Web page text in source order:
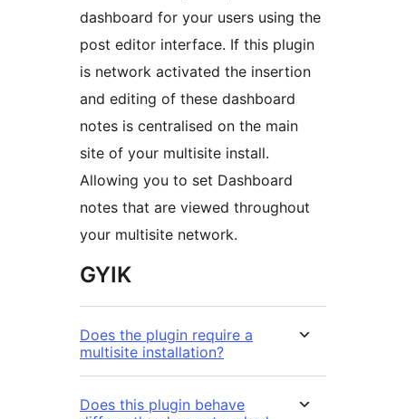
dashboard for your users using the
post editor interface. If this plugin
is network activated the insertion
and editing of these dashboard
notes is centralised on the main
site of your multisite install.
Allowing you to set Dashboard
notes that are viewed throughout
your multisite network.
GYIK
Does the plugin require a
multisite installation?
Does this plugin behave